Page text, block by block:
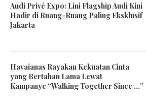
Audi Privé Expo: Lini Flagship Audi Kini
Hadir di Ruang-Ruang Paling Eksklusif
Jakarta
Havaianas Rayakan Kekuatan Cinta
yang Bertahan Lama Lewat
Kampanye “Walking Together Since …”